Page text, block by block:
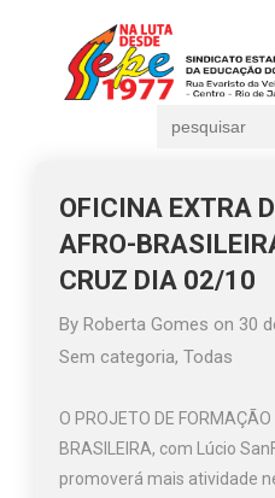
for:
OFICINA EXTRA
AFRO-
CRUZ DIA 02/10
ByRoberta Gomes on 30
Sem categoria,Todas
O PROJETO DE
BRASILEIRA, com Lúcio
promoverá mais atividade